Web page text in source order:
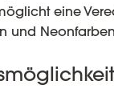
eine
und